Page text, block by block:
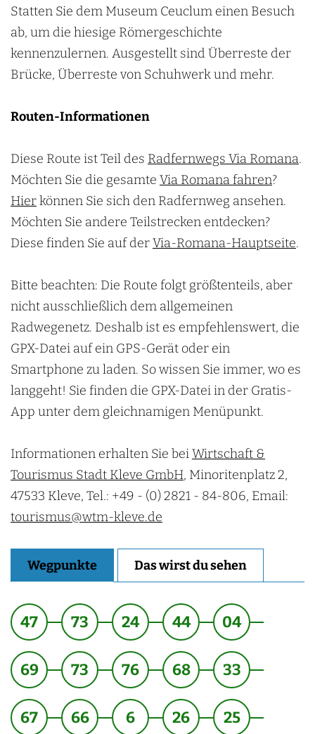
Statten Sie dem Museum Ceuclum einen Besuch
ab, um die hiesige Römergeschichte
kennenzulernen. Ausgestellt sind Überreste der
Brücke, Überreste von Schuhwerk und mehr.
Routen-Informationen
Diese Route ist Teil des Radfernwegs Via Romana.
Möchten Sie die gesamte Via Romana fahren?
Hierkönnen Sie sich den Radfernweg ansehen.
Möchten Sie andere Teilstrecken entdecken?
Diese finden Sie auf derVia-Romana-Hauptseite.
Bitte beachten: Die Route folgt größtenteils, aber
nicht ausschließlich dem allgemeinen
Radwegenetz. Deshalb ist es empfehlenswert, die
GPX-Datei auf ein GPS-Gerät oder ein
Smartphone zu laden. So wissen Sie immer, wo es
langgeht! Sie finden die GPX-Datei in der Gratis-
App unter dem gleichnamigen Menüpunkt.
Informationen erhalten Sie beiWirtschaft &
Tourismus Stadt Kleve GmbH, Minoritenplatz 2,
47533 Kleve, Tel.: +49 - (0) 2821 - 84-806, Email:
tourismus@wtm-kleve.de
Wegpunkte Das wirst du sehen
47 73 24 44 04
69 73 76 68 33
67 66 6 26 25